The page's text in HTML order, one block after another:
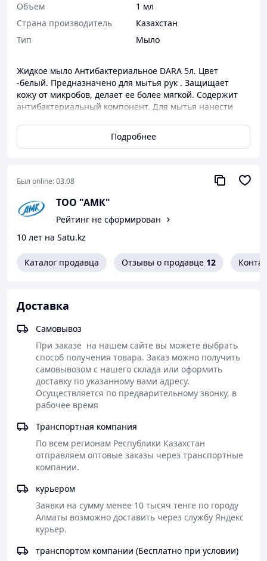
Объем
1 мл
Страна производитель
Казахстан
Тип
Мыло
Жидкое мыло Антибактериальное DARA 5л. Цвет
-белый. Предназначено для мытья рук . Защищает
кожу от микробов, делает ее более мягкой. Содержит
антибактериальный компонент. Для мытья нанести
вспенить, затем тщательно смыть водой. Подходит для
ежедневного применения.
промыть водой. Предохранять от воздействия прямых
солнечных лучей и нагревания свыше 35 градусов.
Подробнее
Был online:03.08
ТОО "АМК"
Рейтинг не сформирован
10 лет на Satu.kz
Каталог продавца Отзывы о продавце 12
Доставка
Самовывоз
При заказе  на нашем сайте вы можете выбрать
способ получения товара. Заказ можно получить
самовывозом с нашего склада или оформить
доставку по указанному вами адресу.
Осуществляется по предварительному звонку, в
рабочее время
Транспортная компания
По всем регионам Республики Казахстан
отправляем оптовые заказы через транспортные
компании.
курьером
Заявки на сумму менее 10 тысяч тенге по городу
Алматы возможно доставить через службу Яндекс
курьер.
транспортом компании (Бесплатно при условии)